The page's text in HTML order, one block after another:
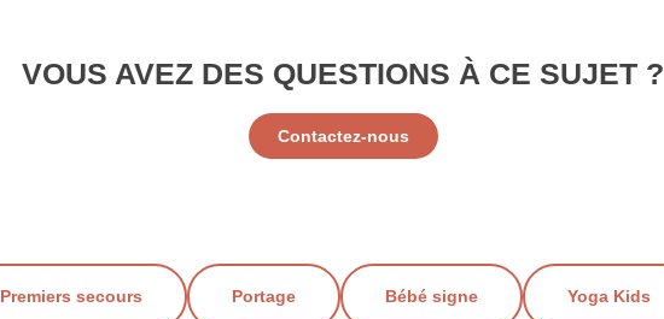
VOUS AVEZ DES QUESTIONS À CE SUJET ?
Contactez-nous
Premiers secours Portage Bébé signe Yoga Kids